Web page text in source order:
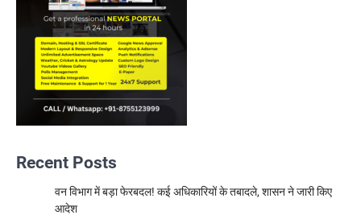
Recent Posts
वन विभाग में बड़ा फेरबदल! कई अधिकारियों के तबादले, शासन ने जारी किए
आदेश